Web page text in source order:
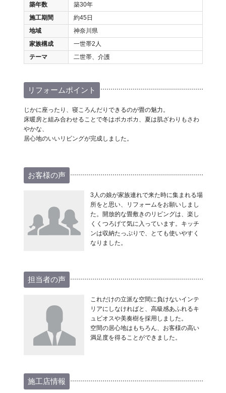
築年数
築30年
施工期間
約45日
地域
神奈川県
家族構成
一世帯2人
テーマ
二世帯、介護
リフォームポイント
じかに座ったり、寝ころんだりできるのが畳の魅力。
床暖房と組み合わせることで冬はポカポカ、夏は肌ざわりもさわ
やかな、
居心地のいいリビングが完成しました。
お客様の声
3人の娘が家族連れで来た時に集まれる場
所をと思い、リフォームをお願いしまし
た。開放的な畳敷きのリビングは、楽し
くくつろげて気に入っています。キッチ
ンは収納たっぷりで、とても使いやすく
なりました。
担当者の声
これだけの立派な空間に負けないインテ
リアにしなければと、高級感あふれるキ
ュビオスや美奏樹を採用しました。
空間の居心地はもちろん、お客様の高い
満足度を得ることができました。
施工店情報